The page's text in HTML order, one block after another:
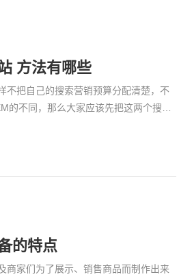
方法有哪些
不把自己的搜索营销预算分配清楚，不
的不同，那么大家应该先把这两个搜索
的特点
商家们为了展示、销售商品而制作出来